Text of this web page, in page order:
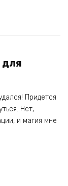
для
Придется
Нет,
и магия мне